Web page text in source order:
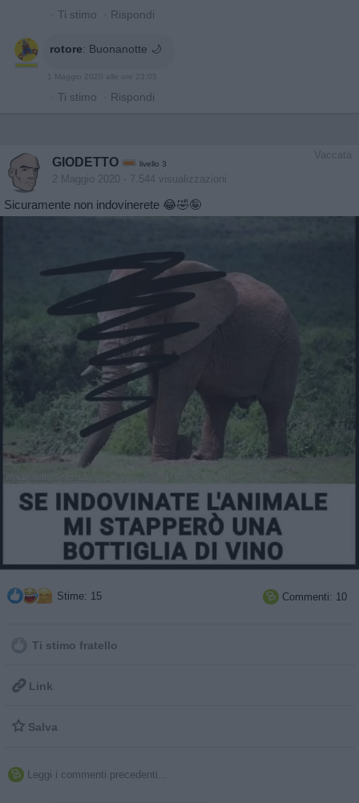
· Ti stimo · Rispondi
rotore: Buonanotte 🌙
· Ti stimo · Rispondi
Vaccata
GIODETTO livello 3
2 Maggio 2020 - 7.544 visualizzazioni
Sicuramente non indovinerete 😂🤣🤪
Stime: 15  Commenti: 10
Ti stimo fratello
 Link
 Salva
 Leggi i commenti precedenti...